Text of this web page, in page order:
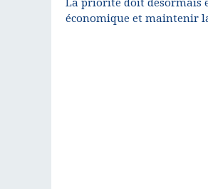
La priorité doit désormais
économique et maintenir